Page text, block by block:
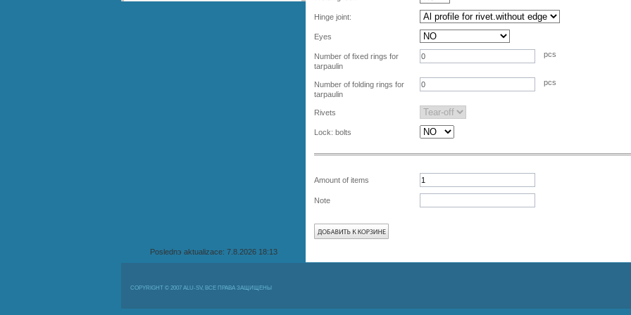
Poslednэ aktualizace: 7.8.2026 18:13
Hinge joint:
Eyes
Number of fixed rings for
tarpaulin
pcs
Number of folding rings for
tarpaulin
pcs
Rivets
Lock: bolts
Amount of items
Note
COPYRIGHT © 2007 ALU-SV, ВСЕ ПРАВА ЗАЩИЩЕНЫ